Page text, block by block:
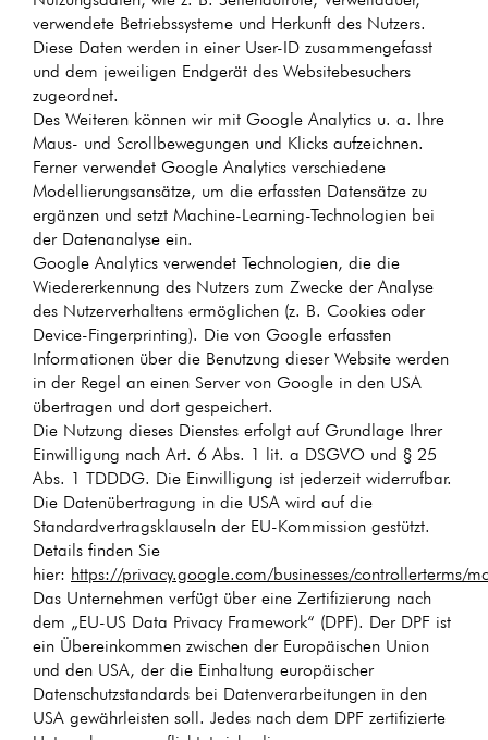
verwendete Betriebssysteme und Herkunft des Nutzers.
Diese Daten werden in einer User-ID zusammengefasst
und dem jeweiligen Endgerät des Websitebesuchers
zugeordnet.
Des Weiteren können wir mit Google Analytics u. a. Ihre
Maus- und Scrollbewegungen und Klicks aufzeichnen.
Ferner verwendet Google Analytics verschiedene
Modellierungsansätze, um die erfassten Datensätze zu
ergänzen und setzt Machine-Learning-Technologien bei
der Datenanalyse ein.
Google Analytics verwendet Technologien, die die
Wiedererkennung des Nutzers zum Zwecke der Analyse
des Nutzerverhaltens ermöglichen (z. B. Cookies oder
Device-Fingerprinting). Die von Google erfassten
Informationen über die Benutzung dieser Website werden
in der Regel an einen Server von Google in den USA
übertragen und dort gespeichert.
Die Nutzung dieses Dienstes erfolgt auf Grundlage Ihrer
Einwilligung nach Art. 6 Abs. 1 lit. a DSGVO und § 25
Abs. 1 TDDDG. Die Einwilligung ist jederzeit widerrufbar.
Die Datenübertragung in die USA wird auf die
Standardvertragsklauseln der EU-Kommission gestützt.
Details finden Sie
hier: https://privacy.google.com/businesses/controllerterms/
Das Unternehmen verfügt über eine Zertifizierung nach
dem „EU-US Data Privacy Framework“ (DPF). Der DPF ist
ein Übereinkommen zwischen der Europäischen Union
und den USA, der die Einhaltung europäischer
Datenschutzstandards bei Datenverarbeitungen in den
USA gewährleisten soll. Jedes nach dem DPF zertifizierte